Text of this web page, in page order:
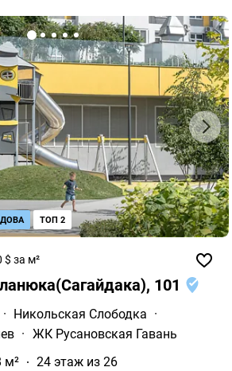
$ за м²
101
· Никольская Слободка ·
· ЖК Русановская Гавань
м² 24 этаж из 26
ТОП 2